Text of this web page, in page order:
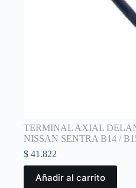
TERMINAL AXIAL
NISSAN SENTRA B14 /
$ 41.822
Añadir al carrito